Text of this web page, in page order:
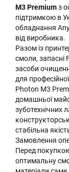
M3 Premiumз
підтримкою в
обладнання
від виробника.
Разом із
смоли, запасні
засоби
для
Photon M3
домашньої
зуботехнічних
стабільна
Замовлення
Перед
оптимальну